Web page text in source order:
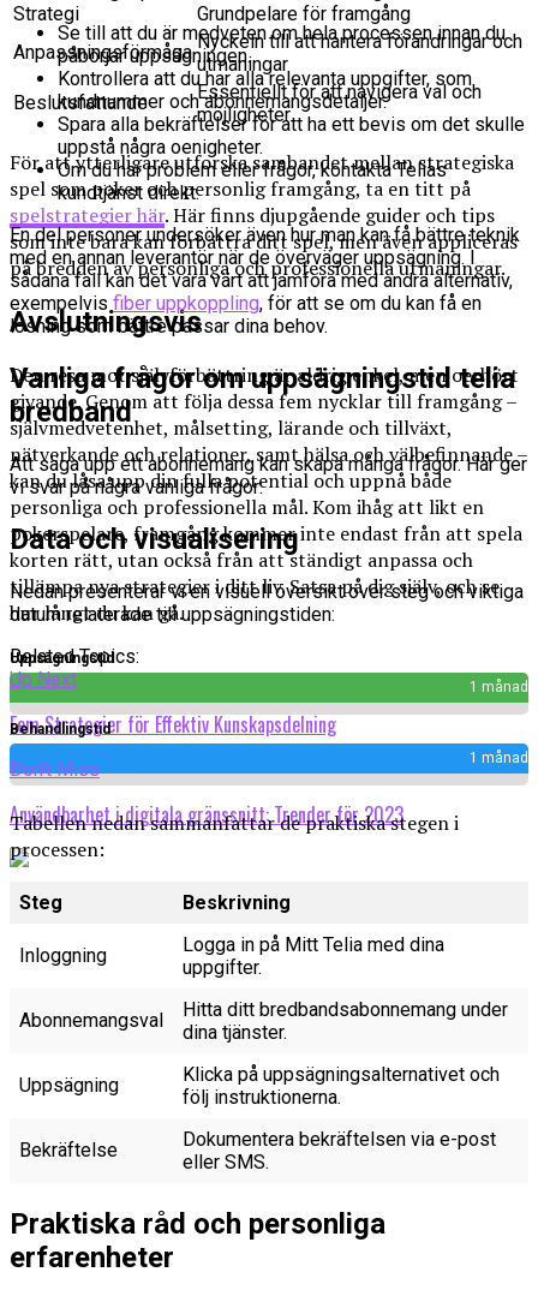
Strategi
Grundpelare för framgång
Anpassningsförmåga Nyckeln till att hantera förändringar och
utmaningar
Beslutsfattande
Essentiellt för att navigera val och
möjligheter
För att ytterligare utforska sambandet mellan strategiska
spel som poker och personlig framgång, ta en titt på
spelstrategier här. Här finns djupgående guider och tips
som inte bara kan förbättra ditt spel, men även appliceras
på bredden av personliga och professionella utmaningar.
Avslutningsvis
Den resa mot självförbättring är aldrig enkel, men oerhört
givande. Genom att följa dessa fem nycklar till framgång –
självmedvetenhet, målsetting, lärande och tillväxt,
nätverkande och relationer, samt hälsa och välbefinnande –
kan du låsa upp din fulla potential och uppnå både
personliga och professionella mål. Kom ihåg att likt en
pokerspelare, framgång kommer inte endast från att spela
korten rätt, utan också från att ständigt anpassa och
tillämpa nya strategier i ditt liv. Satsa på dig själv, och se
hur långt du kan gå.
Related Topics:
Up Next
Fem Strategier för Effektiv Kunskapsdelning
Don't Miss
Användbarhet i digitala gränssnitt: Trender för 2023
Se till att du är medveten om hela processen innan du
påbörjar uppsägningen.
Kontrollera att du har alla relevanta uppgifter, som
kundnummer och abonnemangsdetaljer.
Spara alla bekräftelser för att ha ett bevis om det skulle
uppstå några oenigheter.
Om du har problem eller frågor, kontakta Telias
kundtjänst direkt.
En del personer undersöker även hur man kan få bättre teknik
med en annan leverantör när de överväger uppsägning. I
sådana fall kan det vara värt att jämföra med andra alternativ,
exempelvis fiber uppkoppling, för att se om du kan få en
lösning som bättre passar dina behov.
Vanliga frågor om uppsägningstid telia
bredband
Att säga upp ett abonnemang kan skapa många frågor. Här ger
vi svar på några vanliga frågor:
Data och visualisering
Nedan presenterar vi en visuell översikt över steg och viktiga
datum relaterade till uppsägningstiden:
Uppsägningstid
1 månad
Behandlingstid
1 månad
Tabellen nedan sammanfattar de praktiska stegen i
processen:
Steg Beskrivning
Inloggning
Logga in på Mitt Telia med dina
uppgifter.
Abonnemangsval
Hitta ditt bredbandsabonnemang under
dina tjänster.
Uppsägning
Klicka på uppsägningsalternativet och
följ instruktionerna.
Bekräftelse
Dokumentera bekräftelsen via e-post
eller SMS.
Praktiska råd och personliga
erfarenheter